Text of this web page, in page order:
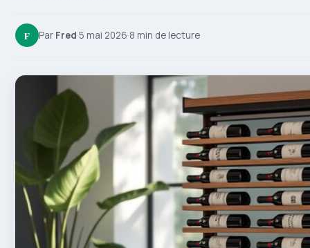
F Par Fred·5 mai 2026·8 min de lecture